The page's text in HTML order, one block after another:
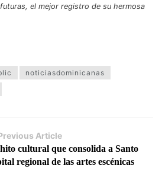
el mejor registro de su hermosa
noticiasdominicanas
Article
cultural que consolida a Santo
regional de las artes escénicas